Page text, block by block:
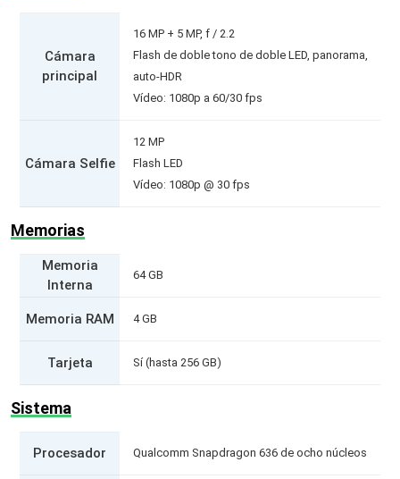
Cámara
principal
16 MP + 5 MP, f / 2.2
Flash de doble tono de doble LED, panorama,
auto-HDR
Vídeo: 1080p a 60/30 fps
Cámara Selfie
12 MP
Flash LED
Vídeo: 1080p @ 30 fps
Memorias
Memoria
Interna
64 GB
Memoria RAM 4 GB
Tarjeta Sí (hasta 256 GB)
Sistema
Procesador Qualcomm Snapdragon 636 de ocho núcleos